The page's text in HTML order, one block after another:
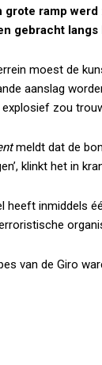
grote ramp
gebracht
moest de
aanslag
explosief zou
meldt dat de
klinkt het in
heeft inmiddels
van de Giro